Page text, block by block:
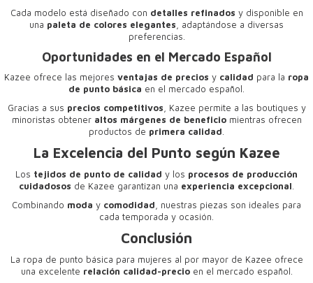
Cada modelo está diseñado con detalles refinados y disponible en
una paleta de colores elegantes , adaptándose a diversas
preferencias.
Oportunidades en el Mercado Español
Kazee ofrece las mejores ventajas de precios y calidad para la ropa
de punto básica en el mercado español.
Gracias a sus precios competitivos , Kazee permite a las boutiques y
minoristas obtener altos márgenes de beneficiomientras ofrecen
productos de primera calidad
La Excelencia del Punto según Kazee
Los tejidos de punto de calidad y los procesos de producción
cuidadosos de Kazee garantizan una experiencia excepcional
Combinando moda y comodidad , nuestras piezas son ideales para
cada temporada y ocasión.
Conclusión
La ropa de punto básica para mujeres al por mayorde Kazee ofrece
una excelente relación calidad-precioen el mercado español.